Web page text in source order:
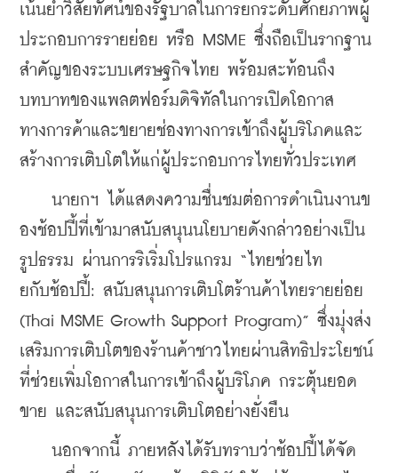
เน้นย้ำวิสัยทัศน์ของรัฐบาลในการยกระดับศักยภาพผู้
ประกอบการรายย่อย หรือ MSME ซึ่งถือเป็นรากฐาน
สำคัญของระบบเศรษฐกิจไทย พร้อมสะท้อนถึง
บทบาทของแพลตฟอร์มดิจิทัลในการเปิดโอกาส
ทางการค้าและขยายช่องทางการเข้าถึงผู้บริโภคและ
สร้างการเติบโตให้แก่ผู้ประกอบการไทยทั่วประเทศ
นายกฯ ได้แสดงความชื่นชมต่อการดำเนินงานข
องช้อปปี้ที่เข้ามาสนับสนุนนโยบายดังกล่าวอย่างเป็น
รูปธรรม ผ่านการริเริ่มโปรแกรม “ไทยช่วยไท
ยกับช้อปปี้: สนับสนุนการเติบโตร้านค้าไทยรายย่อย
(Thai MSME Growth Support Program)” ซึ่งมุ่งส่ง
เสริมการเติบโตของร้านค้าชาวไทยผ่านสิทธิประโยชน์
ที่ช่วยเพิ่มโอกาสในการเข้าถึงผู้บริโภค กระตุ้นยอด
ขาย และสนับสนุนการเติบโตอย่างยั่งยืน
นอกจากนี้ ภายหลังได้รับทราบว่าช้อปปี้ได้จัด